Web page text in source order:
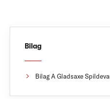
Bilag
Bilag A Gladsaxe